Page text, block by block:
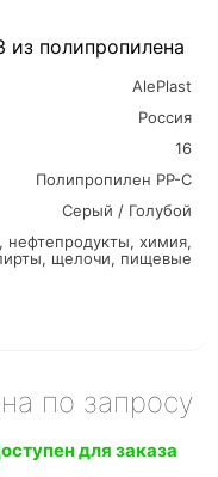
из полипропилена
AlePlast
Россия
16
Полипропилен PP-C
Серый / Голубой
нефтепродукты, химия,
щелочи, пищевые
по запросу
для заказа